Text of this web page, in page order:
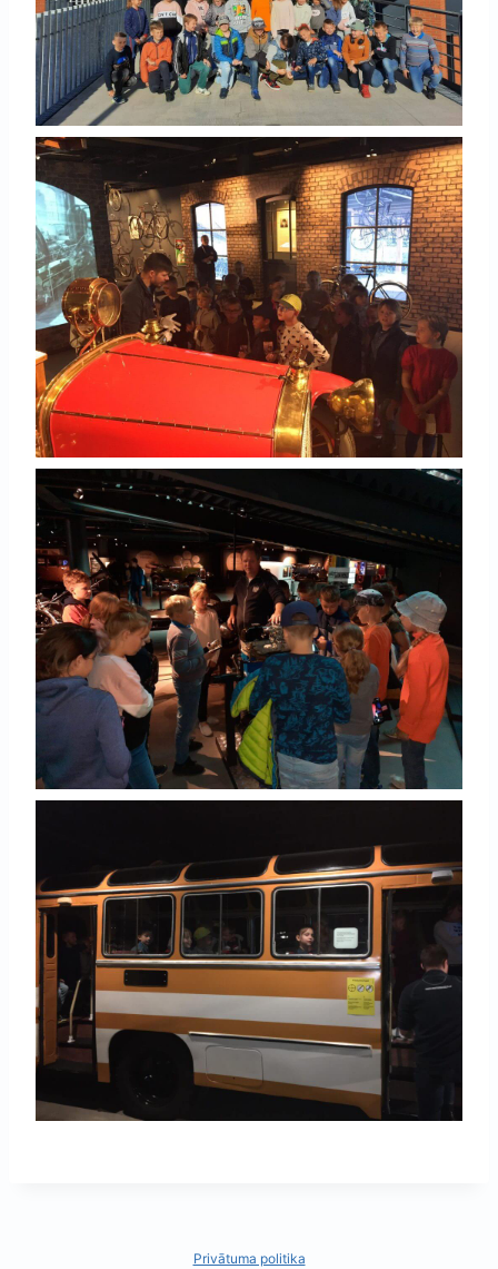
Privātuma politika